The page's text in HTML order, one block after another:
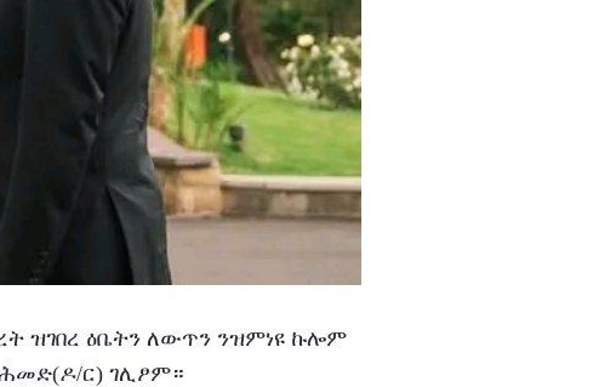
ዝገበረ ዕቤትን ለውጥን ንዝምነዩ ኩሎም
ር) ገሊፆም።